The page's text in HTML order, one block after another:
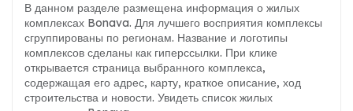
В данном разделе размещена информация о жилых
комплексах Bonava. Для лучшего восприятия комплексы
сгруппированы по регионам. Название и логотипы
комплексов сделаны как гиперссылки. При клике
открывается страница выбранного комплекса,
содержащая его адрес, карту, краткое описание, ход
строительства и новости. Увидеть список жилых